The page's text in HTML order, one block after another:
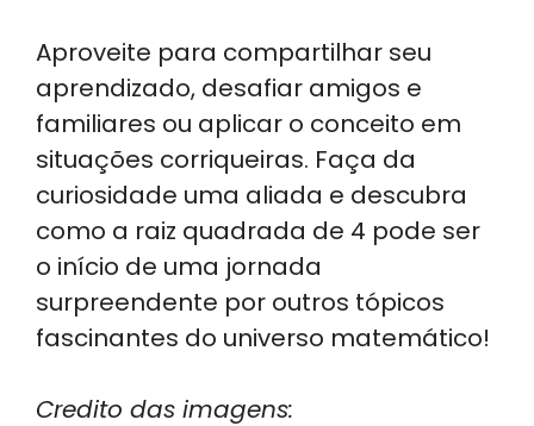
Aproveite para compartilhar seu
aprendizado, desafiar amigos e
familiares ou aplicar o conceito em
situações corriqueiras. Faça da
curiosidade uma aliada e descubra
como a raiz quadrada de 4 pode ser
o início de uma jornada
surpreendente por outros tópicos
fascinantes do universo matemático!
Credito das imagens: